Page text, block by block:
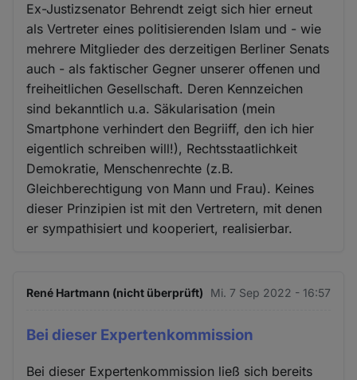
Ex-Justizsenator Behrendt zeigt sich hier erneut
als Vertreter eines politisierenden Islam und - wie
mehrere Mitglieder des derzeitigen Berliner Senats
auch - als faktischer Gegner unserer offenen und
freiheitlichen Gesellschaft. Deren Kennzeichen
sind bekanntlich u.a. Säkularisation (mein
Smartphone verhindert den Begriiff, den ich hier
eigentlich schreiben will!), Rechtsstaatlichkeit
Demokratie, Menschenrechte (z.B.
Gleichberechtigung von Mann und Frau). Keines
dieser Prinzipien ist mit den Vertretern, mit denen
er sympathisiert und kooperiert, realisierbar.
René Hartmann (nicht überprüft) Mi. 7 Sep 2022 - 16:57
Bei dieser Expertenkommission
Bei dieser Expertenkommission ließ sich bereits